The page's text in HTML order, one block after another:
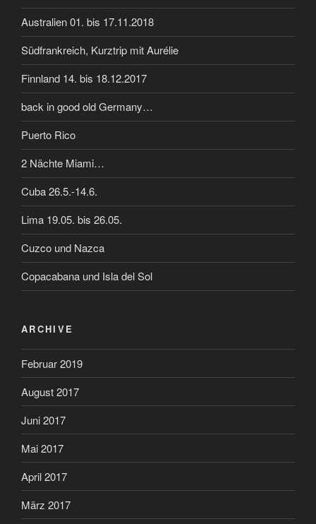
Australien 01. bis 17.11.2018
Südfrankreich, Kurztrip mit Aurélie
Finnland 14. bis 18.12.2017
back in good old Germany…
Puerto Rico
2 Nächte Miami…
Cuba 26.5.-14.6.
Lima 19.05. bis 26.05.
Cuzco und Nazca
Copacabana und Isla del Sol
ARCHIVE
Februar 2019
August 2017
Juni 2017
Mai 2017
April 2017
März 2017